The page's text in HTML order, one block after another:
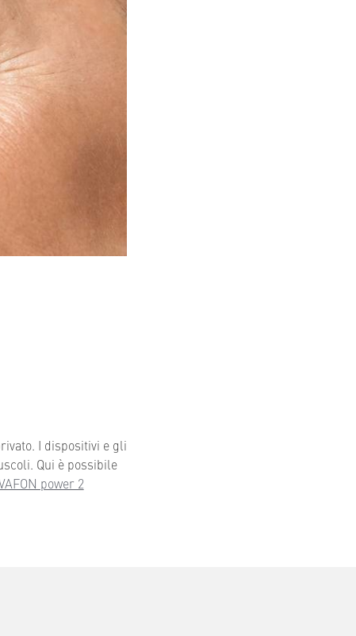
I dispositivi e gli
Qui è possibile
power 2